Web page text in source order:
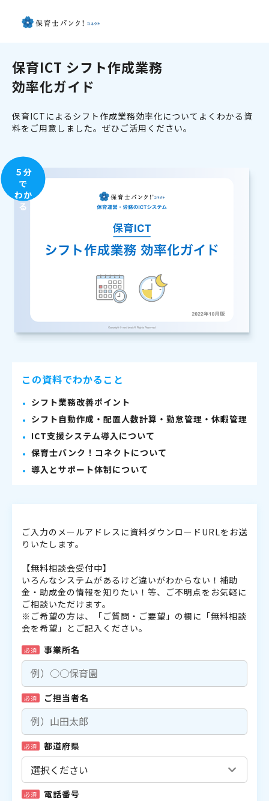
保育ICT シフト作成業務
効率化ガイド
保育ICTによるシフト作成業務効率化についてよくわかる資
料をご用意しました。ぜひご活用ください。
５分
で
わか
る
この資料でわかること
シフト業務改善ポイント
シフト自動作成・配置人数計算・勤怠管理・休暇管理
ICT支援システム導入について
保育士バンク！コネクトについて
導入とサポート体制について
ご入力のメールアドレスに資料ダウンロードURLをお送
りいたします。
【無料相談会受付中】
いろんなシステムがあるけど違いがわからない！補助
金・助成金の情報を知りたい！等、ご不明点をお気軽に
ご相談いただけます。
※ご希望の方は、「ご質問・ご要望」の欄に「無料相談
会を希望」とご記入ください。
必須 事業所名
必須 ご担当者名
必須 都道府県
必須 電話番号